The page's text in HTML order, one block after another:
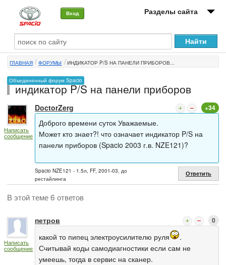
Вход Разделы сайта
О машине
Автоклуб
Форумы
Сервисы и услуги
Новости
ГЛАВНАЯ ФОРУМЫ ИНДИКАТОР P/S НА ПАНЕЛИ ПРИБОРОВ...
Объединенный форум Spacio
индикатор P/S на панели приборов
Написать
сообщение
DoctorZerg +34
Доброго времени суток Уважаемые.
Может кто знает?! что означает индикатор P/S на
панели приборов (Spacio 2003 г.в. NZE121)?
Spacio NZE121 - 1.5л, FF, 2001-03, до
рестайлинга
Ответить
В этой теме 6 ответов
Написать
сообщение
петров 0
какой то пипец электроусилителю руля
.
Считывай коды самодиагностики если сам не
умеешь, тогда в сервис на сканер.